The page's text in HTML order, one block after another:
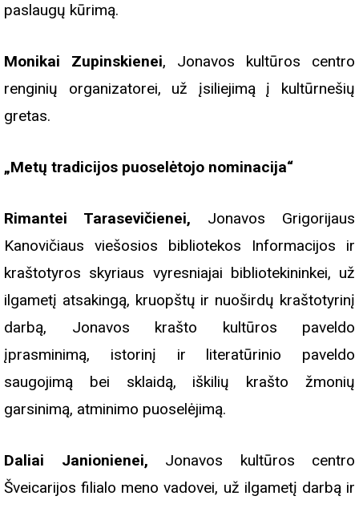
paslaugų kūrimą.
Monikai Zupinskienei, Jonavos kultūros centro
renginių organizatorei, už įsiliejimą į kultūrnešių
gretas.
„Metų tradicijos puoselėtojo nominacija“
Rimantei Tarasevičienei, Jonavos Grigorijaus
Kanovičiaus viešosios bibliotekos Informacijos ir
kraštotyros skyriaus vyresniajai bibliotekininkei, už
ilgametį atsakingą, kruopštų ir nuoširdų kraštotyrinį
darbą, Jonavos krašto kultūros paveldo
įprasminimą, istorinį ir literatūrinio paveldo
saugojimą bei sklaidą, iškilių krašto žmonių
garsinimą, atminimo puoselėjimą.
Daliai Janionienei, Jonavos kultūros centro
Šveicarijos filialo meno vadovei, už ilgametį darbą ir